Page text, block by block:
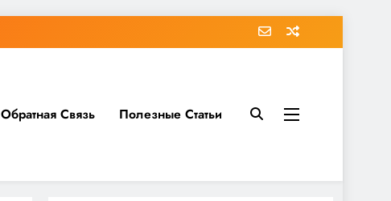
Обратная Связь Полезные Статьи